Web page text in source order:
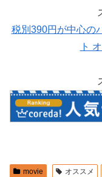
税別390円が中心の
ト
movie オススメ